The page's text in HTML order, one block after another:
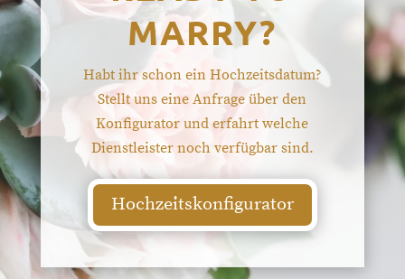
MARRY?
Habt ihr schon ein Hochzeitsdatum?
Stellt uns eine Anfrage über den
Konfigurator und erfahrt welche
Dienstleister noch verfügbar sind.
Hochzeitskonfigurator